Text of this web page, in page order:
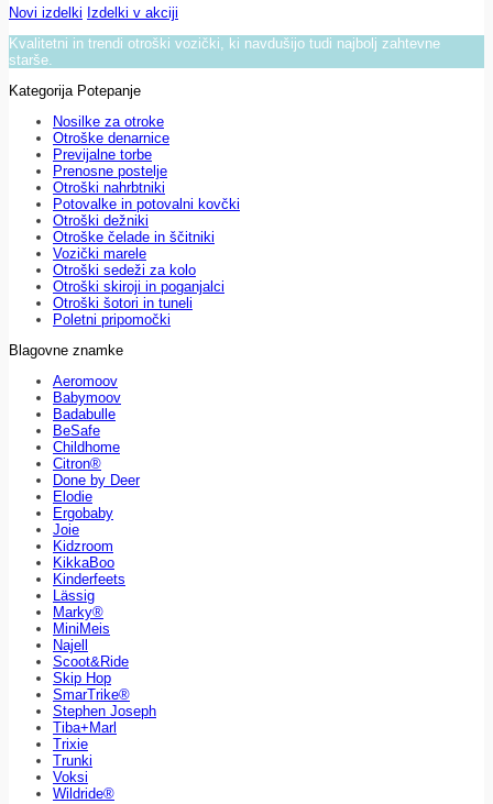
Novi izdelki Izdelki v akciji
Kvalitetni in trendi otroški vozički, ki navdušijo tudi najbolj zahtevne
starše.
Kategorija Potepanje
Nosilke za otroke
Otroške denarnice
Previjalne torbe
Prenosne postelje
Otroški nahrbtniki
Potovalke in potovalni kovčki
Otroški dežniki
Otroške čelade in ščitniki
Vozički marele
Otroški sedeži za kolo
Otroški skiroji in poganjalci
Otroški šotori in tuneli
Poletni pripomočki
Blagovne znamke
Aeromoov
Babymoov
Badabulle
BeSafe
Childhome
Citron®
Done by Deer
Elodie
Ergobaby
Joie
Kidzroom
KikkaBoo
Kinderfeets
Lässig
Marky®
MiniMeis
Najell
Scoot&Ride
Skip Hop
SmarTrike®
Stephen Joseph
Tiba+Marl
Trixie
Trunki
Voksi
Wildride®